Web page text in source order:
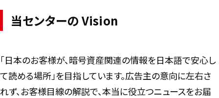
当センターの Vision
「日本のお客様が、暗号資産関連の情報を日本語で安心し
て読める場所」を目指しています。広告主の意向に左右さ
れず、お客様目線の解説で、本当に役立つニュースをお届